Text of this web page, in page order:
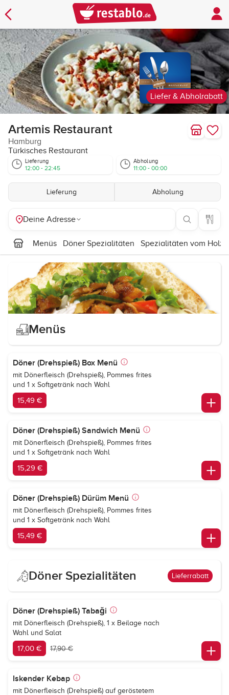
Liefer & Abholrabatt
Artemis Restaurant
Hamburg
Türkisches Restaurant
Lieferung
12:00 - 22:45
Abholung
11:00 - 00:00
Lieferung Abholung
Deine Adresse
Menüs Döner Spezialitäten Spezialitäten vom
Menüs
Döner (Drehspieß) Box Menü
mit Dönerfleisch (Drehspieß), Pommes frites
und 1 x Softgetränk nach Wahl
15,49 €
Döner (Drehspieß) Sandwich Menü
mit Dönerfleisch (Drehspieß), Pommes frites
und 1 x Softgetränk nach Wahl
15,29 €
Döner (Drehspieß) Dürüm Menü
mit Dönerfleisch (Drehspieß), Pommes frites
und 1 x Softgetränk nach Wahl
15,49 €
Döner Spezialitäten Lieferrabatt
Döner (Drehspieß) Tabaği
mit Dönerfleisch (Drehspieß), 1 x Beilage nach
Wahl und Salat
17,00 € 17,90 €
Iskender Kebap
mit Dönerfleisch (Drehspieß) auf geröstetem